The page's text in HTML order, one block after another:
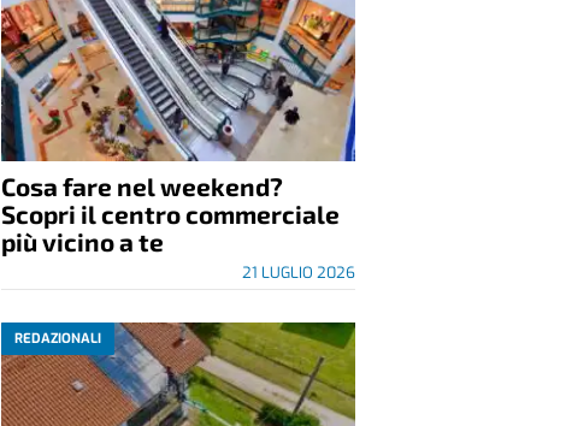
Cosa fare nel weekend?
Scopri il centro commerciale
più vicino a te
21 LUGLIO 2026
REDAZIONALI